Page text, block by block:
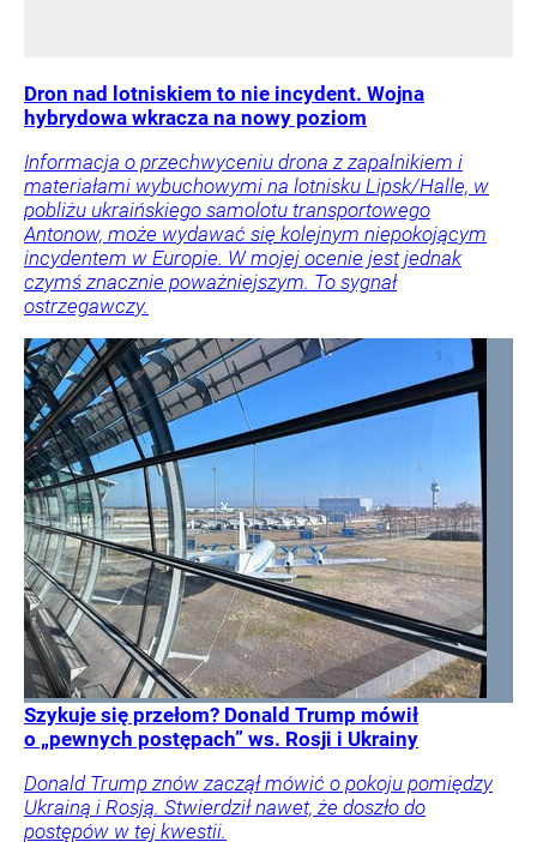
Dron nad lotniskiem to nie incydent. Wojna
hybrydowa wkracza na nowy poziom
Informacja o przechwyceniu drona z zapalnikiem i
materiałami wybuchowymi na lotnisku Lipsk/Halle, w
pobliżu ukraińskiego samolotu transportowego
Antonow, może wydawać się kolejnym niepokojącym
incydentem w Europie. W mojej ocenie jest jednak
czymś znacznie poważniejszym. To sygnał
ostrzegawczy.
Szykuje się przełom? Donald Trump mówił
o „pewnych postępach” ws. Rosji i Ukrainy
Donald Trump znów zaczął mówić o pokoju pomiędzy
Ukrainą i Rosją. Stwierdził nawet, że doszło do
postępów w tej kwestii.